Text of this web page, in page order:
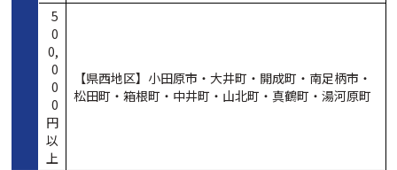
5
0
0,
0
0
0
円
以
上
【県西地区】小田原市・ 大井町・ 開成町・ 南足柄市・
松田町・ 箱根町・ 中井町・ 山北町・ 真鶴町・ 湯河原町